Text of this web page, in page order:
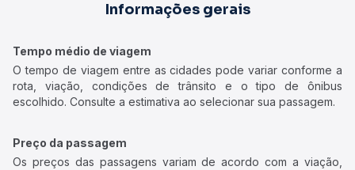
Informações gerais
Tempo médio de viagem
O tempo de viagem entre as cidades pode variar conforme a
rota, viação, condições de trânsito e o tipo de ônibus
escolhido. Consulte a estimativa ao selecionar sua passagem.
Preço da passagem
Os preços das passagens variam de acordo com a viação,